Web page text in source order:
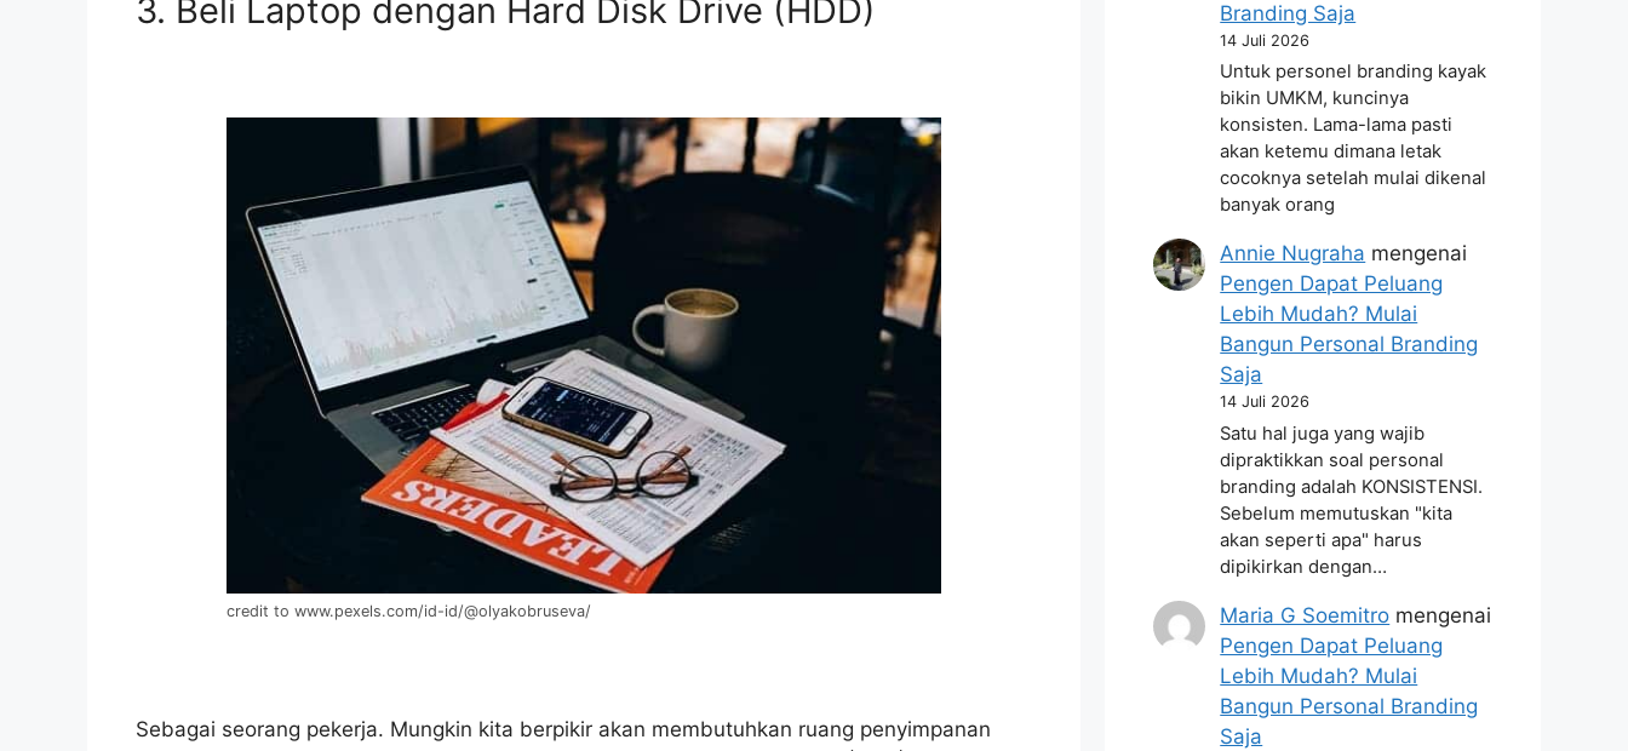
3. Beli Laptop dengan Hard Disk Drive (HDD)
credit to www.pexels.com/id-id/@olyakobruseva/
Sebagai seorang pekerja. Mungkin kita berpikir akan membutuhkan ruang penyimpanan
Branding Saja
14 Juli 2026
Untuk personel branding kayak
bikin UMKM, kuncinya
konsisten. Lama-lama pasti
akan ketemu dimana letak
cocoknya setelah mulai dikenal
banyak orang
Annie Nugraha mengenai
Pengen Dapat Peluang
Lebih Mudah? Mulai
Bangun Personal Branding
Saja
14 Juli 2026
Satu hal juga yang wajib
dipraktikkan soal personal
branding adalah KONSISTENSI.
Sebelum memutuskan "kita
akan seperti apa" harus
dipikirkan dengan…
Maria G Soemitro mengenai
Pengen Dapat Peluang
Lebih Mudah? Mulai
Bangun Personal Branding
Saja